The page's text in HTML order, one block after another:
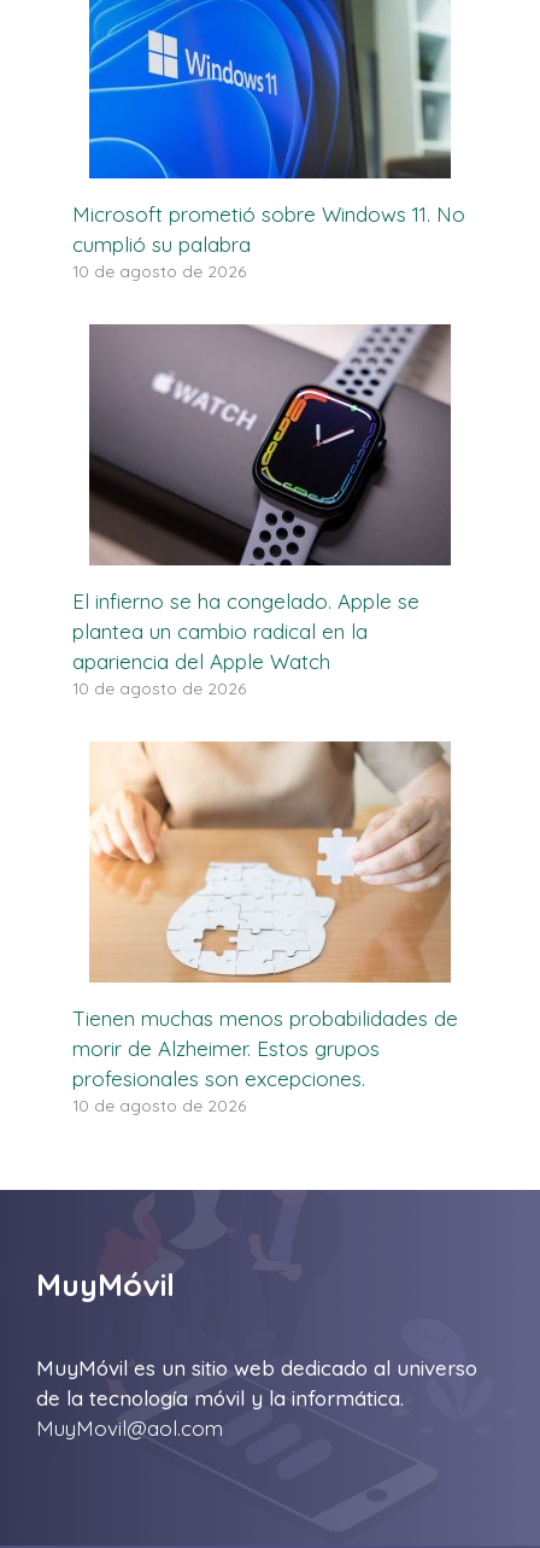
Microsoft prometió sobre Windows 11. No
cumplió su palabra
10 de agosto de 2026
El infierno se ha congelado. Apple se
plantea un cambio radical en la
apariencia del Apple Watch
10 de agosto de 2026
Tienen muchas menos probabilidades de
morir de Alzheimer. Estos grupos
profesionales son excepciones.
10 de agosto de 2026
MuyMóvil
MuyMóvil es un sitio web dedicado al universo
de la tecnología móvil y la informática.
MuyMovil@aol.com